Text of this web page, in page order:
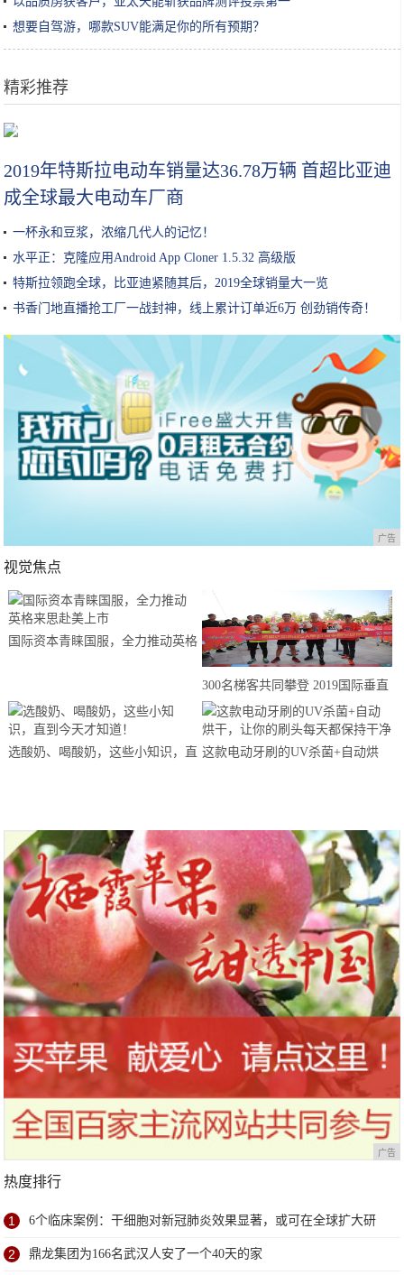
想要自驾游，哪款SUV能满足你的所有预期？
精彩推荐
加了这几样，炒饭鲜香无比，而且色彩搭配清新也能让孩子食欲大增
2019年特斯拉电动车销量达36.78万辆 首超比亚迪
成全球最大电动车厂商
一杯永和豆浆，浓缩几代人的记忆！
水平正：克隆应用Android App Cloner 1.5.32 高级版
特斯拉领跑全球，比亚迪紧随其后，2019全球销量大一览
书香门地直播抢工厂一战封神，线上累计订单近6万 创劲销传奇！
广告
视觉焦点
国际资本青睐国服，全力推动英格
300名梯客共同攀登 2019国际垂直
马拉松超级精英赛顺德海骏达中心
站欢乐开跑
选酸奶、喝酸奶，这些小知识，直 这款电动牙刷的UV杀菌+自动烘
广告
热度排行
1 6个临床案例：干细胞对新冠肺炎效果显著，或可在全球扩大研
究
2 鼎龙集团为166名武汉人安了一个40天的家